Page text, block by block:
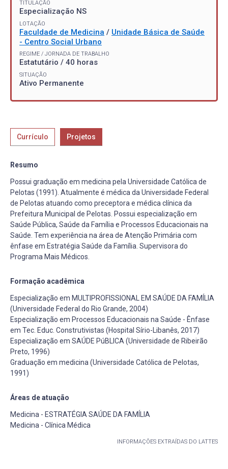
TITULAÇÃO
Especialização NS
LOTAÇÃO
Faculdade de Medicina / Unidade Básica de Saúde
- Centro Social Urbano
REGIME / JORNADA DE TRABALHO
Estatutário / 40 horas
SITUAÇÃO
Ativo Permanente
Currículo Projetos
Resumo
Possui graduação em medicina pela Universidade Católica de
Pelotas (1991). Atualmente é médica da Universidade Federal
de Pelotas atuando como preceptora e médica clínica da
Prefeitura Municipal de Pelotas. Possui especialização em
Saúde Pública, Saúde da Família e Processos Educacionais na
Saúde. Tem experiência na área de Atenção Primária com
ênfase em Estratégia Saúde da Família. Supervisora do
Programa Mais Médicos.
Formação acadêmica
Especialização em MULTIPROFISSIONAL EM SAÚDE DA FAMÍLIA
(Universidade Federal do Rio Grande, 2004)
Especialização em Processos Educacionais na Saúde - Ênfase
em Tec. Educ. Construtivistas (Hospital Sírio-Libanês, 2017)
Especialização em SAÚDE PúBLICA (Universidade de Ribeirão
Preto, 1996)
Graduação em medicina (Universidade Católica de Pelotas,
1991)
Áreas de atuação
Medicina - ESTRATÉGIA SAÚDE DA FAMÍLIA
Medicina - Clínica Médica
INFORMAÇÕES EXTRAÍDAS DO LATTES